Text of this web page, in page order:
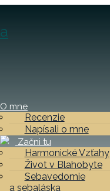
O mne
Recenzie
Napísali o mne
Začni tu
Harmonické Vzťahy
Život v Blahobyte
Sebavedomie
a sebaláska